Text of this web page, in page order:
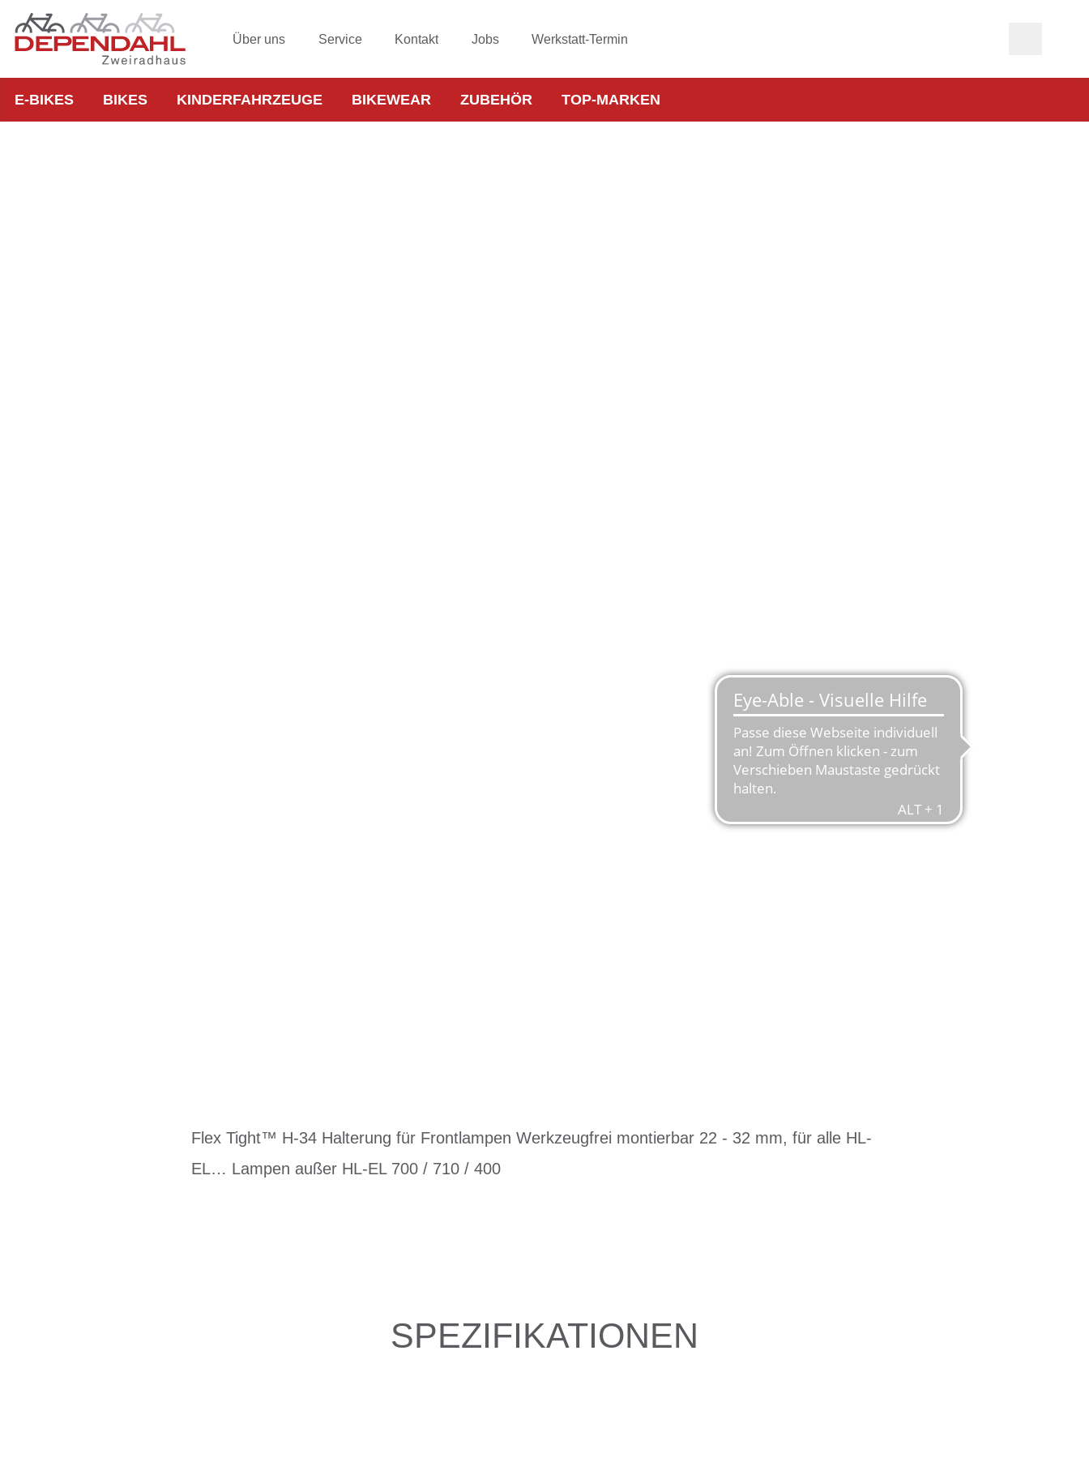
Über uns Service Kontakt Jobs Werkstatt-Termin
E-BIKES BIKES KINDERFAHRZEUGE BIKEWEAR ZUBEHÖR TOP-MARKEN
Flex Tight™ H-34 Halterung für Frontlampen Werkzeugfrei montierbar 22 - 32 mm, für alle HL-
EL… Lampen außer HL-EL 700 / 710 / 400
SPEZIFIKATIONEN